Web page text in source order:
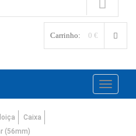
Carrinho: 0 €
Toggle
Caixa
(56mm)